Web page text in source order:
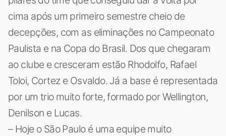
cima após um primeiro semestre cheio de
decepções, com as eliminações no Campeonato
Paulista e na Copa do Brasil. Dos que chegaram
ao clube e cresceram estão Rhodolfo, Rafael
Toloi, Cortez e Osvaldo. Já a base é representada
por um trio muito forte, formado por Wellington,
Denilson e Lucas.
– Hoje o São Paulo é uma equipe muito